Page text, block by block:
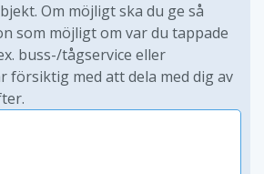
Om möjligt ska du ge så
som möjligt om var du tappade
buss-/tågservice eller
försiktig med att dela med dig av